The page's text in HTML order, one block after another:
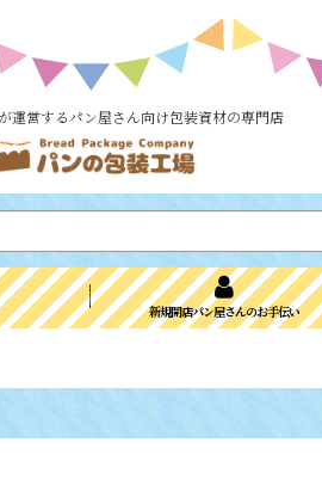
運営するパン屋さん向け包装資材の専門店
新規開店パン屋さんのお手伝い